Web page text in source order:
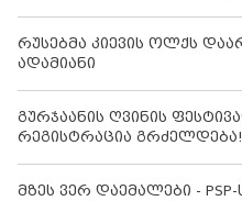
რუსებმა კიევის ოლქს
ადამიანი
გურჯაანის ღვინის
რეგისტრაცია გრძელდება!
მზეს ვერ დაემალები -